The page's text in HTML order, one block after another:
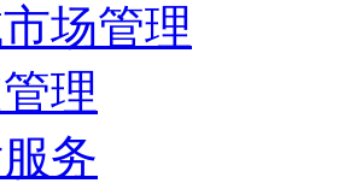
场管理
理
务